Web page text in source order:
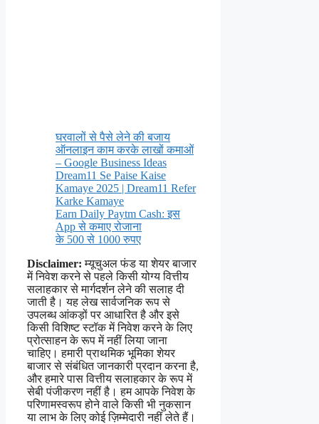
घरवालों से पैसे लेने की बजाय
ऑनलाइन काम करके लाखों कमाओं
– Google Business Ideas
Dream11 Se Paise Kaise
Kamaye 2025 | Dream11 Refer
Karke Kamaye
Earn Daily Paytm Cash: इस
App से कमाए रोजाना
के 500 से 1000 रुपए
Disclaimer:म्यूचुअल फंड या शेयर बाजार
में निवेश करने से पहले किसी योग्य वित्तीय
सलाहकार से मार्गदर्शन लेने की सलाह दी
जाती है। यह लेख सार्वजनिक रूप से
उपलब्ध आंकड़ों पर आधारित है और इसे
किसी विशिष्ट स्टॉक में निवेश करने के लिए
प्रोत्साहन के रूप में नहीं लिया जाना
चाहिए। हमारी प्राथमिक भूमिका शेयर
बाजार से संबंधित जानकारी प्रदान करना है,
और हमारे पास वित्तीय सलाहकार के रूप में
सेबी पंजीकरण नहीं है। हम आपके निवेश के
परिणामस्वरूप होने वाले किसी भी नुकसान
या लाभ के लिए कोई ज़िम्मेदारी नहीं लेते हैं।